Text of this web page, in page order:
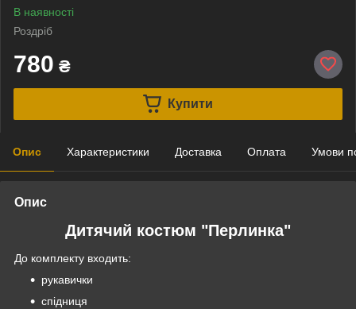
В наявності
Роздріб
780 ₴
Купити
Опис Характеристики Доставка Оплата Умови
Опис
Дитячий костюм "Перлинка"
До комплекту входить:
рукавички
спідниця